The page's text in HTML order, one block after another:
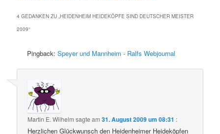
4 GEDANKEN ZU „HEIDENHEIM HEIDEKÖPFE SIND DEUTSCHER MEISTER
2009“
Pingback:Speyer und Mannheim - Ralfs Webjournal
Martin E. Wilhelm sagte am31. August 2009 um 08:31 :
Herzlichen Glückwunsch den Heidenheimer Heideköpfen